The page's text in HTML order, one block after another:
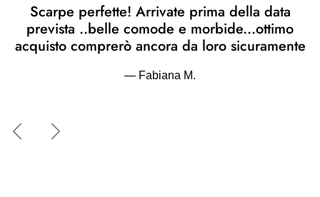
Scarpe perfette! Arrivate prima della data
prevista ..belle comode e morbide...ottimo
acquisto comprerò ancora da loro sicuramente
— Fabiana M.
IndietroAvanti